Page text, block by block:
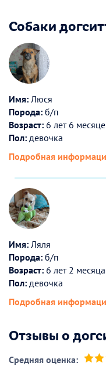
Собаки
Имя: Люся
Порода: б/п
Возраст: 6 лет 6
Пол: девочка
Подробная
Имя: Ляля
Порода: б/п
Возраст: 6 лет 2 месяца
Пол: девочка
Подробная
Отзывы о
Средняя оценка: